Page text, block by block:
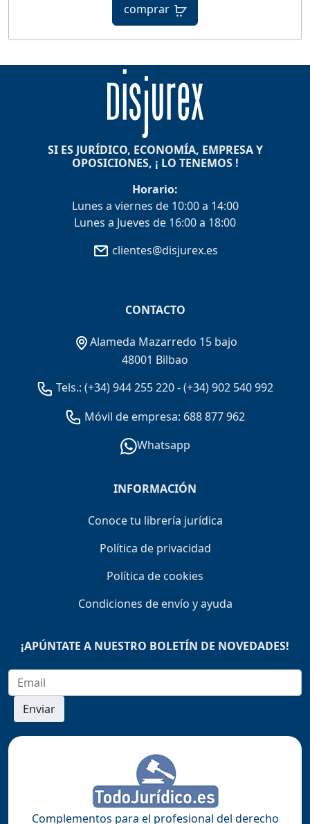
comprar
SI ES JURÍDICO, ECONOMÍA, EMPRESA Y
OPOSICIONES, ¡ LO TENEMOS !
Horario:
Lunes a viernes de 10:00 a 14:00
Lunes a Jueves de 16:00 a 18:00
clientes@disjurex.es
CONTACTO
Alameda Mazarredo 15 bajo
48001 Bilbao
Tels.: (+34) 944 255 220-(+34) 902 540 992
Móvil de empresa: 688 877 962
Whatsapp
INFORMACIÓN
Conoce tu librería jurídica
Política de privacidad
Política de cookies
Condiciones de envío y ayuda
¡APÚNTATE A NUESTRO BOLETÍN DE NOVEDADES!
Enviar
Complementos para el profesional del derecho